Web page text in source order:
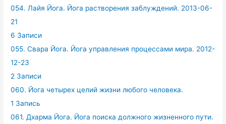
054. Лайя Йога. Йога растворения заблуждений. 2013-06-
21
6 Записи
055. Свара Йога. Йога управления процессами мира. 2012-
12-23
2 Записи
060. Йога четырех целий жизни любого человека.
1 Запись
061. Дхарма Йога. Йога поиска должного жизненного пути.